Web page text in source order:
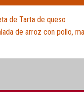
de Tarta de queso
de arroz con pollo,